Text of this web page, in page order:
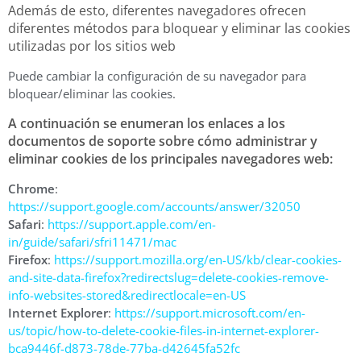
Además de esto, diferentes navegadores ofrecen
diferentes métodos para bloquear y eliminar las cookies
utilizadas por los sitios web
Puede cambiar la configuración de su navegador para
bloquear/eliminar las cookies.
A continuación se enumeran los enlaces a los
documentos de soporte sobre cómo administrar y
eliminar cookies de los principales navegadores web:
Chrome:
https://support.google.com/accounts/answer/32050
Safari: https://support.apple.com/en-
in/guide/safari/sfri11471/mac
Firefox: https://support.mozilla.org/en-US/kb/clear-cookies-
and-site-data-firefox?redirectslug=delete-cookies-remove-
info-websites-stored&redirectlocale=en-US
Internet Explorer: https://support.microsoft.com/en-
us/topic/how-to-delete-cookie-files-in-internet-explorer-
bca9446f-d873-78de-77ba-d42645fa52fc